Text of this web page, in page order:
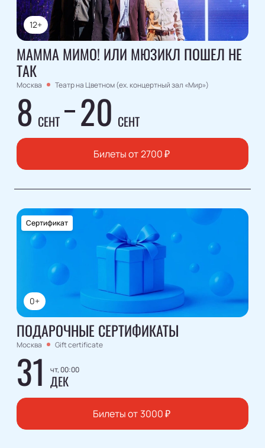
12+
МАММА МИМО! ИЛИ МЮЗИКЛ ПОШЕЛ НЕ
ТАК
Москва Театр на Цветном (ex. концертный зал «Мир»)
8 СЕНТ 20 СЕНТ
Билеты от 2700₽
0+
Сертификат
ПОДАРОЧНЫЕ СЕРТИФИКАТЫ
Москва Gift certificate
31 чт, 00:00
ДЕК
Билеты от 3000₽